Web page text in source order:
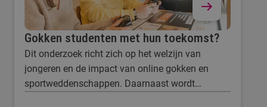
Gokken studenten met hun toekomst?
Dit onderzoek richt zich op het welzijn van
jongeren en de impact van online gokken en
sportweddenschappen. Daarnaast wordt